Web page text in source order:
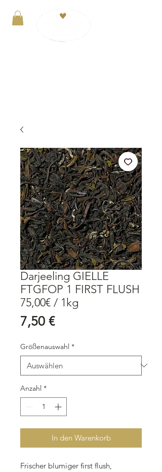
Darjeeling GIELLE
FTGFOP 1 FIRST FLUSH
75,00€ / 1kg
7,50 €Preis
Größenauswahl *
Anzahl *
In den Warenkorb
Frischer blumiger first flush,